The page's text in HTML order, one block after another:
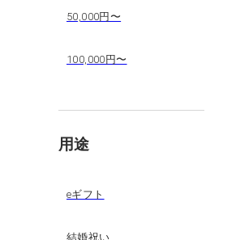
50,000円〜
100,000円〜
用途
eギフト
結婚祝い